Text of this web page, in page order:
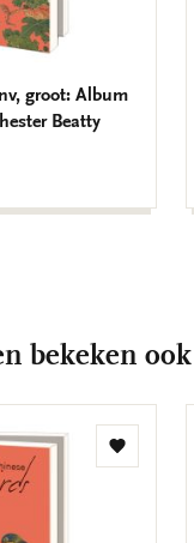
groot: Album
Beatty
bekeken ook
Toevoegen